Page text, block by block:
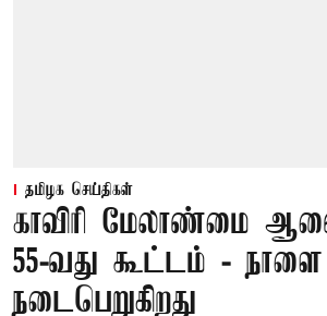
தமிழக செய்திகள்
காவிரி மேலாண்மை
55-வது கூட்டம் - நாளை
நடைபெறுகிறது